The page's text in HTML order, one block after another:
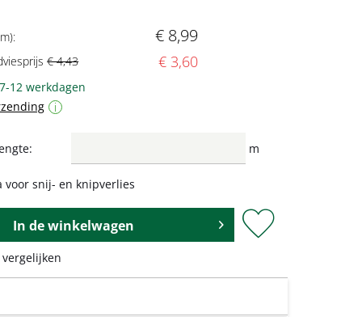
€ 8,99
€ 4,43 € 3,60
12 werkdagen
i
m
voor snij- en knipverlies
In de winkelwagen